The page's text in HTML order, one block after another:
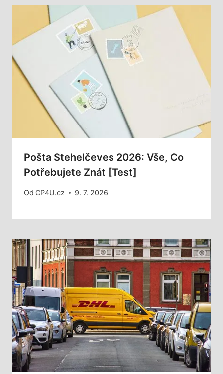
Pošta Stehelčeves 2026: Vše, Co
Potřebujete Znát [Test]
Od CP4U.cz 9. 7. 2026